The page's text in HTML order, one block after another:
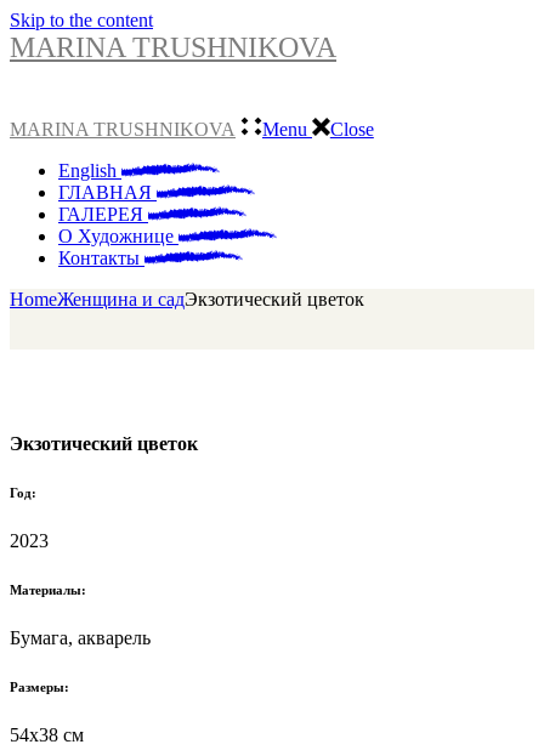
Skip to the content
MARINA TRUSHNIKOVA
MARINA TRUSHNIKOVA Menu
Close
English
ГЛАВНАЯ
ГАЛЕРЕЯ
О Художнице
Контакты
HomeЖенщина и садЭкзотический цветок
Экзотический цветок
Год:
2023
Материалы:
Бумага, акварель
Размеры:
54x38 см